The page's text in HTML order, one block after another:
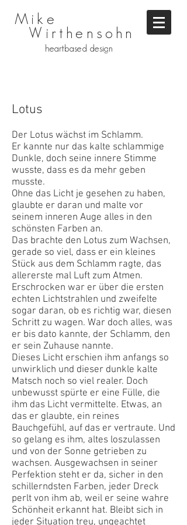
Mike
Wirthensohn
heartbased design
Lotus
Der Lotus wächst im Schlamm.
Er kannte nur das kalte schlammige
Dunkle, doch seine innere Stimme
wusste, dass es da mehr geben
musste.
Ohne das Licht je gesehen zu haben,
glaubte er daran und malte vor
seinem inneren Auge alles in den
schönsten Farben an.
Das brachte den Lotus zum Wachsen,
gerade so viel, dass er ein kleines
Stück aus dem Schlamm ragte, das
allererste mal Luft zum Atmen.
Erschrocken war er über die ersten
echten Lichtstrahlen und zweifelte
sogar daran, ob es richtig war, diesen
Schritt zu wagen. War doch alles, was
er bis dato kannte, der Schlamm, den
er sein Zuhause nannte.
Dieses Licht erschien ihm anfangs so
unwirklich und dieser dunkle kalte
Matsch noch so viel realer. Doch
unbewusst spürte er eine Fülle, die
ihm das Licht vermittelte. Etwas, an
das er glaubte, ein reines
Bauchgefühl, auf das er vertraute. Und
so gelang es ihm, altes loszulassen
und von der Sonne getrieben zu
wachsen. Ausgewachsen in seiner
Perfektion steht er da, sicher in den
schillerndsten Farben, jeder Dreck
perlt von ihm ab, weil er seine wahre
Schönheit erkannt hat. Bleibt sich in
jeder Situation treu, ungeachtet